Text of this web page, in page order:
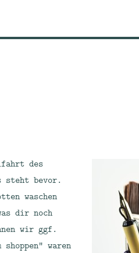
des
steht bevor.
waschen
dir noch
wir ggf.
shoppen“ waren